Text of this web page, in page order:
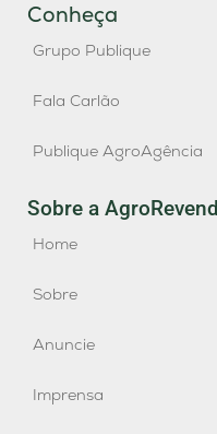
Conheça
Grupo Publique
Fala Carlão
Publique AgroAgência
Sobre a
Home
Sobre
Anuncie
Imprensa